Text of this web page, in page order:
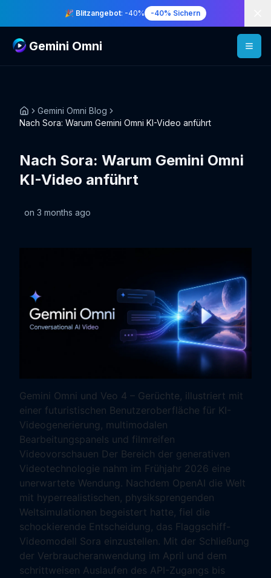
🎉 Blitzangebot: -40% -40% Sichern
Gemini Omni
Gemini Omni Blog
Nach Sora: Warum Gemini Omni KI-Video anführt
Nach Sora: Warum Gemini Omni
KI-Video anführt
on 3 months ago
Gemini Omni und Veo 4 – Gerüchte, illustriert mit
einer futuristischen Benutzeroberfläche für KI-
Videogenerierung, multimodalen
Bearbeitungspanels und filmreifen
Videovorschauen Der Bereich der generativen
Videotechnologie nahm im Frühjahr 2026 eine
unerwartete Wendung. Nachdem OpenAI die Welt
mit hyperrealistischen, physiksprengenden
Weltsimulationen begeistert hatte, fiel die
schockierende Entscheidung, das Flaggschiff-
Videomodell Sora einzustellen. Mit der Schließung
der Verbraucheranwendung im April und dem
schrittweisen Auslaufen des API-Zugangs bis